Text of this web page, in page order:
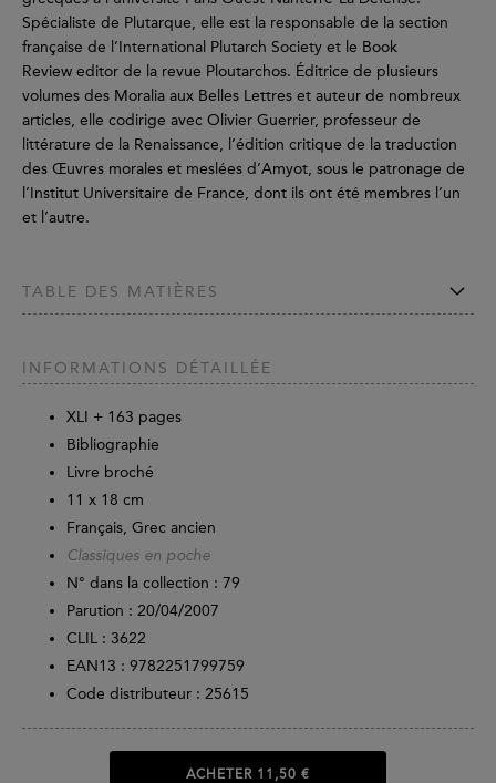
Spécialiste de Plutarque, elle est la responsable de la section
française de l’International Plutarch Society et le Book
Review editor de la revue Ploutarchos. Éditrice de plusieurs
volumes des Moralia aux Belles Lettres et auteur de nombreux
articles, elle codirige avec Olivier Guerrier, professeur de
littérature de la Renaissance, l’édition critique de la traduction
des Œuvres morales et meslées d’Amyot, sous le patronage de
l’Institut Universitaire de France, dont ils ont été membres l’un
et l’autre.
TABLE DES MATIÈRES
INFORMATIONS DÉTAILLÉE
XLI + 163 pages
Bibliographie
Livre broché
11 x 18 cm
Français, Grec ancien
Classiques en poche
N° dans la collection : 79
Parution : 20/04/2007
CLIL : 3622
EAN13 : 9782251799759
Code distributeur : 25615
ACHETER 11,50 €